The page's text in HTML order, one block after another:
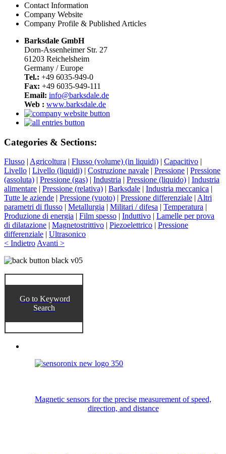
Contact Information
Company Website
Company Profile & Published Articles
Barksdale GmbH
Dorn-Assenheimer Str. 27
61203 Reichelsheim
Germany / Europe
Tel.: +49 6035-949-0
Fax: +49 6035-949-111
Email: info@barksdale.de
Web : www.barksdale.de
Categories & Sections:
Flusso | Agricoltura | Flusso (volume) (in liquidi) | Capacitivo |
Livello | Livello (liquidi) | Costruzione navale | Pressione | Pressione
(assoluta) | Pressione (gas) | Industria | Pressione (liquido) | Industria
alimentare | Pressione (relativa) | Barksdale | Industria meccanica |
Tutte le aziende | Pressione (vuoto) | Pressione differenziale | Altri
parametri di flusso | Metallurgia | Militari / difesa | Temperatura |
Produzione di energia | Film spesso | Induttivo | Lamelle per prova
di dilatazione | Magnetostrittivo | Piezoelettrico | Pressione
differenziale | Ultrasonico
< Indietro Avanti >
Go to Keyword
Search
Magnetic sensors for the precise measurement of speed,
direction, and distance